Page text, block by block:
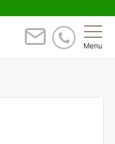
Menu